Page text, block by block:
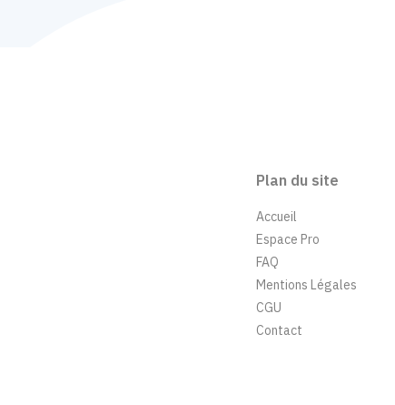
Plan du site
Accueil
Espace Pro
FAQ
Mentions Légales
CGU
Contact